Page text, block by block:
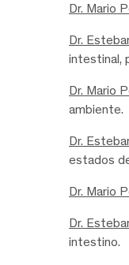
Dr. Mario
Dr.
intestinal,
Dr. Mario
ambiente.
Dr.
estados
Dr. Mario
Dr.
intestino.